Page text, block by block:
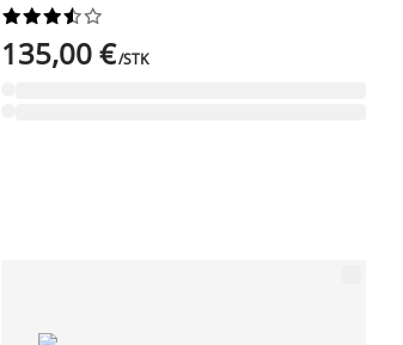






135,00 €/STK